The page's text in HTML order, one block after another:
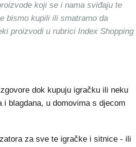
koji se i nama sviđaju te
bismo kupili ili smatramo da
proizvodi u rubrici Index Shopping
dok kupuju igračku ili neku
blagdana, u domovima s djecom
za sve te igračke i sitnice - ili